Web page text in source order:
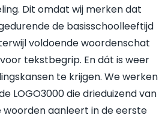
Dit omdat wij merken dat
de basisschoolleeftijd
voldoende woordenschat
tekstbegrip. En dát is weer
te krijgen. We werken
LOGO3000 die drieduizend van
woorden aanleert in de eerste